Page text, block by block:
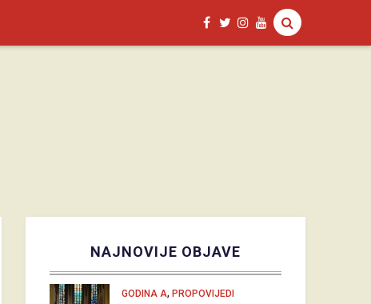
NAJNOVIJE OBJAVE
GODINA A, PROPOVIJEDI